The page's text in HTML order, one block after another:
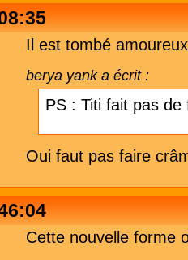
Il est tombé
berya yank a écrit :
PS : Titi fait pas
Oui faut pas faire
Cette nouvelle forme